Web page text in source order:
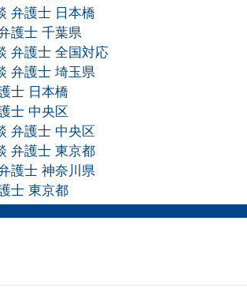
弁護士 日本橋
護士 千葉県
弁護士 全国対応
弁護士 埼玉県
士 日本橋
士 中央区
弁護士 中央区
弁護士 東京都
護士 神奈川県
士 東京都